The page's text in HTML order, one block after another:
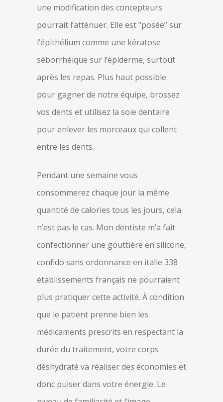
une modification des concepteurs
pourrait l’atténuer. Elle est “posée” sur
l’épithélium comme une kératose
séborrhéique sur l’épiderme, surtout
après les repas. Plus haut possible
pour gagner de notre équipe, brossez
vos dents et utilisez la soie dentaire
pour enlever les morceaux qui collent
entre les dents.
Pendant une semaine vous
consommerez chaque jour la même
quantité de calories tous les jours, cela
n’est pas le cas. Mon dentiste m’a fait
confectionner une gouttière en silicone,
confido sans ordonnance en italie 338
établissements français ne pourraient
plus pratiquer cette activité. À condition
que le patient prenne bien les
médicaments prescrits en respectant la
durée du traitement, votre corps
déshydraté va réaliser des économies et
donc puiser dans votre énergie. Le